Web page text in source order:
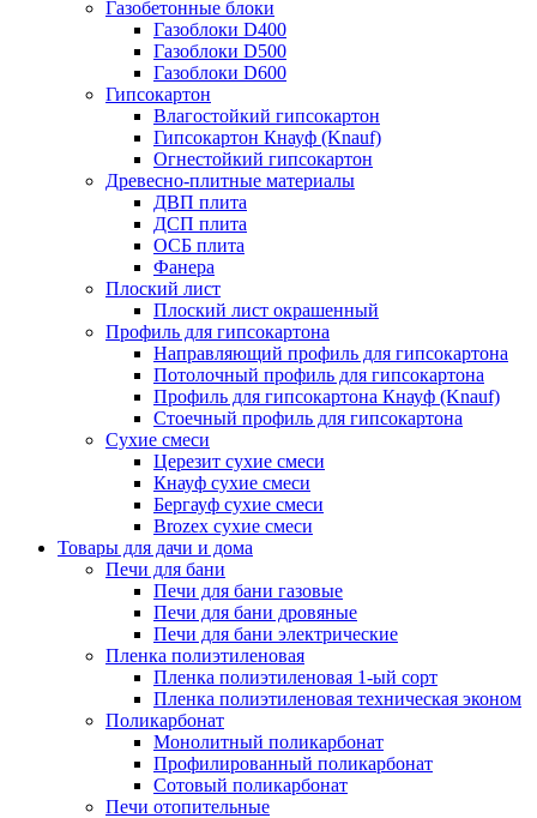
Газобетонные блоки
Газоблоки D400
Газоблоки D500
Газоблоки D600
Гипсокартон
Влагостойкий гипсокартон
Гипсокартон Кнауф (Knauf)
Огнестойкий гипсокартон
Древесно-плитные материалы
ДВП плита
ДСП плита
ОСБ плита
Фанера
Плоский лист
Плоский лист окрашенный
Профиль для гипсокартона
Направляющий профиль для гипсокартона
Потолочный профиль для гипсокартона
Профиль для гипсокартона Кнауф (Knauf)
Стоечный профиль для гипсокартона
Сухие смеси
Церезит сухие смеси
Кнауф сухие смеси
Бергауф сухие смеси
Brozex сухие смеси
Товары для дачи и дома
Печи для бани
Печи для бани газовые
Печи для бани дровяные
Печи для бани электрические
Пленка полиэтиленовая
Пленка полиэтиленовая 1-ый сорт
Пленка полиэтиленовая техническая эконом
Поликарбонат
Монолитный поликарбонат
Профилированный поликарбонат
Сотовый поликарбонат
Печи отопительные